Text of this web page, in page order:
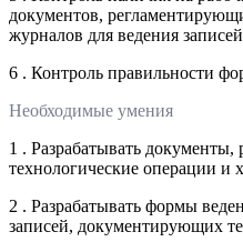
документов,
журналов для ведения записей
6 . Контроль правильности
Необходимые умения
1 . Разрабатывать
технологические операции и
2 . Разрабатывать формы
записей, документирующих